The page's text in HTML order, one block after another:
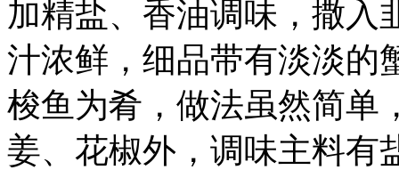
加精盐、香油调味，撒入
汁浓鲜，细品带有淡淡的
梭鱼为肴，做法虽然简单
姜、花椒外，调味主料有